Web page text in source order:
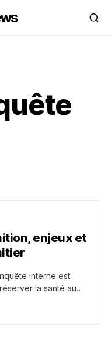
enjeux et
interne est
la santé au…